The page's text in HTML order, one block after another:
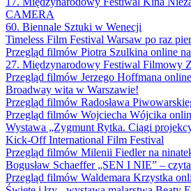
CAMERA
60. Biennale Sztuki w Wenecji
Timeless Film Festival Warsaw po raz
Przegląd filmów Piotra Szulkina online
27. Międzynarodowy Festiwal
Przegląd filmów Jerzego Hoffmana
Broadway wita w Warszawie!
Przegląd filmów Radosława
Przegląd filmów Wojciecha Wójcika
Wystawa „Zygmunt Rytka. Ciągi
Kick-Off International Film Festival
Przegląd filmów Milenii Fiedler na
Bogusław Schaeffer „SEN I NIE” –
Przegląd filmów Waldemara Krzystka